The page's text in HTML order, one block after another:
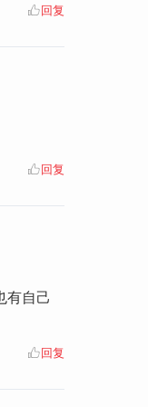
回复
回复
有自己
回复